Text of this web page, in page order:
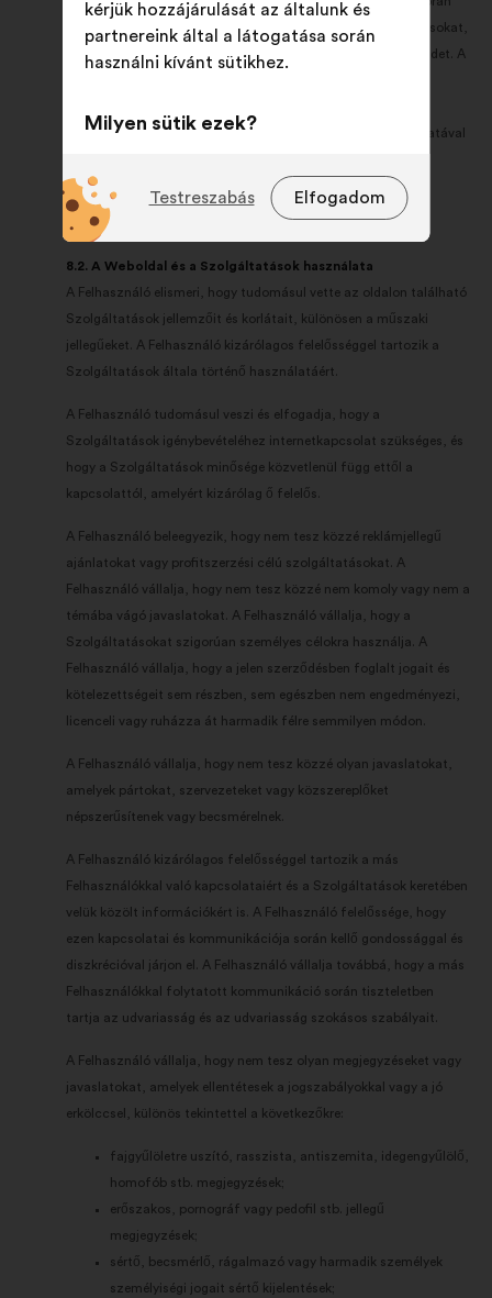
tiszteletben tartja a hatályos jogszabályokat és szabályozásokat,
valamint hogy nem sérti harmadik felek jogait vagy a közrendet. A
megfelelő teljesítéséért, valamint a Szolgáltatások használatával
megfizetéséért. A Make.org semmilyen módon nem vonható
felelősségre e tekintetben.
8.2. A Weboldal és a Szolgáltatások használata
A Felhasználó elismeri, hogy tudomásul vette az oldalon található
Szolgáltatások jellemzőit és korlátait, különösen a műszaki
jellegűeket. A Felhasználó kizárólagos felelősséggel tartozik a
Szolgáltatások általa történő használatáért.
A Felhasználó tudomásul veszi és elfogadja, hogy a
Szolgáltatások igénybevételéhez internetkapcsolat szükséges, és
hogy a Szolgáltatások minősége közvetlenül függ ettől a
kapcsolattól, amelyért kizárólag ő felelős.
A Felhasználó beleegyezik, hogy nem tesz közzé reklámjellegű
ajánlatokat vagy profitszerzési célú szolgáltatásokat. A
Felhasználó vállalja, hogy nem tesz közzé nem komoly vagy nem a
témába vágó javaslatokat. A Felhasználó vállalja, hogy a
Szolgáltatásokat szigorúan személyes célokra használja. A
Felhasználó vállalja, hogy a jelen szerződésben foglalt jogait és
kötelezettségeit sem részben, sem egészben nem engedményezi,
licenceli vagy ruházza át harmadik félre semmilyen módon.
A Felhasználó vállalja, hogy nem tesz közzé olyan javaslatokat,
amelyek pártokat, szervezeteket vagy közszereplőket
népszerűsítenek vagy becsmérelnek.
A Felhasználó kizárólagos felelősséggel tartozik a más
Felhasználókkal való kapcsolataiért és a Szolgáltatások keretében
velük közölt információkért is. A Felhasználó felelőssége, hogy
ezen kapcsolatai és kommunikációja során kellő gondossággal és
diszkrécióval járjon el. A Felhasználó vállalja továbbá, hogy a más
Felhasználókkal folytatott kommunikáció során tiszteletben
tartja az udvariasság és az udvariasság szokásos szabályait.
A Felhasználó vállalja, hogy nem tesz olyan megjegyzéseket vagy
javaslatokat, amelyek ellentétesek a jogszabályokkal vagy a jó
erkölccsel, különös tekintettel a következőkre:
fajgyűlöletre uszító, rasszista, antiszemita, idegengyűlölő,
homofób stb. megjegyzések;
erőszakos, pornográf vagy pedofil stb. jellegű
megjegyzések;
sértő, becsmérlő, rágalmazó vagy harmadik személyek
személyiségi jogait sértő kijelentések;
kérjük hozzájárulását az általunk és
partnereink által a látogatása során
használni kívánt sütikhez.
Milyen sütik ezek?
elengedhetetlenül szükséges sütik.
során biztosított élményt javító
sütik
Statisztikai:az állampolgári
konzultációk elemzésének
összesített módon történő
Közösségi hálózati:a közösségi
hálózatokon való hatásunk
növeléséhez szükséges sütik
Elfogadom
Testreszabás